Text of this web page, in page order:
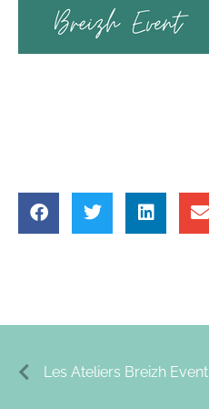
Les Ateliers Breizh Event